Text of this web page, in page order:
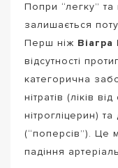
Попри “легку”
залишається
Перш ніж Віагра
відсутності
категорична
нітратів (ліків
нітрогліцерин)
(“поперсів”). Це
падіння